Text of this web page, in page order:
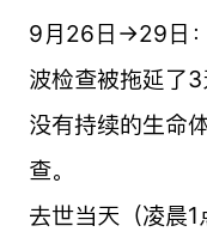
9月26日→29日
波检查被拖延了3
没有持续的生命
查。
去世当天（凌晨1